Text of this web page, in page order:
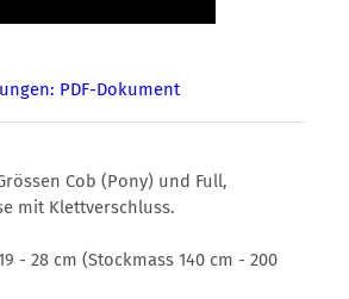
PDF-Dokument
Cob (Pony) und Full,
mit Klettverschluss.
- 28 cm (Stockmass 140 cm - 200